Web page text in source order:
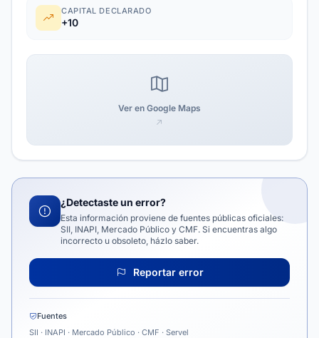
CAPITAL DECLARADO
+10
Ver en Google Maps
¿Detectaste un error?
Esta información proviene de fuentes públicas oficiales:
SII, INAPI, Mercado Público y CMF. Si encuentras algo
incorrecto u obsoleto, házlo saber.
Reportar error
Fuentes
SII · INAPI · Mercado Público · CMF · Servel